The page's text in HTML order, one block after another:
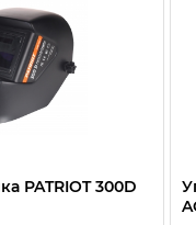
PATRIOT 300D